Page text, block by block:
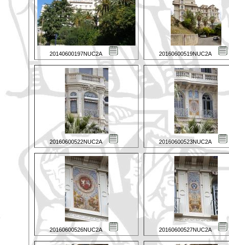
20140600197NUC2A 20160600519NUC2A
20160600522NUC2A 20160600523NUC2A
20160600526NUC2A 20160600527NUC2A